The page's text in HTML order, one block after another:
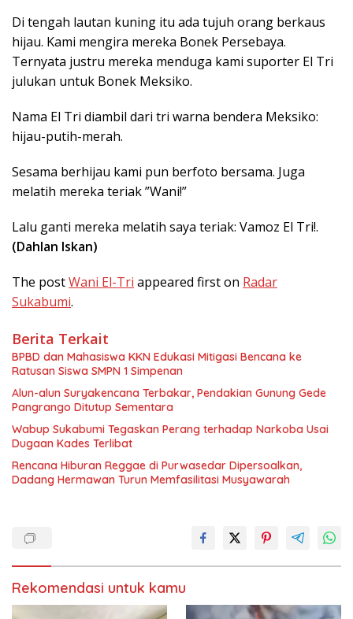
Di tengah lautan kuning itu ada tujuh orang berkaus
hijau. Kami mengira mereka Bonek Persebaya.
Ternyata justru mereka menduga kami suporter El Tri
julukan untuk Bonek Meksiko.
Nama El Tri diambil dari tri warna bendera Meksiko:
hijau-putih-merah.
Sesama berhijau kami pun berfoto bersama. Juga
melatih mereka teriak ”Wani!”
Lalu ganti mereka melatih saya teriak: Vamoz El Tri!.
(Dahlan Iskan)
The postWani El-Tri appeared first on Radar
Sukabumi.
Berita Terkait
BPBD dan Mahasiswa KKN Edukasi Mitigasi Bencana ke
Ratusan Siswa SMPN 1 Simpenan
Alun-alun Suryakencana Terbakar, Pendakian Gunung Gede
Pangrango Ditutup Sementara
Wabup Sukabumi Tegaskan Perang terhadap Narkoba Usai
Dugaan Kades Terlibat
Rencana Hiburan Reggae di Purwasedar Dipersoalkan,
Dadang Hermawan Turun Memfasilitasi Musyawarah
Rekomendasi untuk kamu